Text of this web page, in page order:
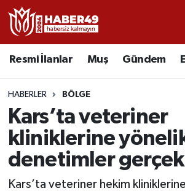
Resmi İlanlar Muş Gündem
HABERLER BÖLGE
Kars’ta veteriner
kliniklerine
denetimler
Kars’ta veteriner hekim
Resmi İlanlar
Asayiş
Bölge
Eğitim
Uşak Nöbetçi Eczaneler
Uşak Hava Durumu
Uşak Namaz Vakitleri
Uşak Trafik Yoğunluk Haritası
TFF 2.Lig Kırmızı Grup Puan